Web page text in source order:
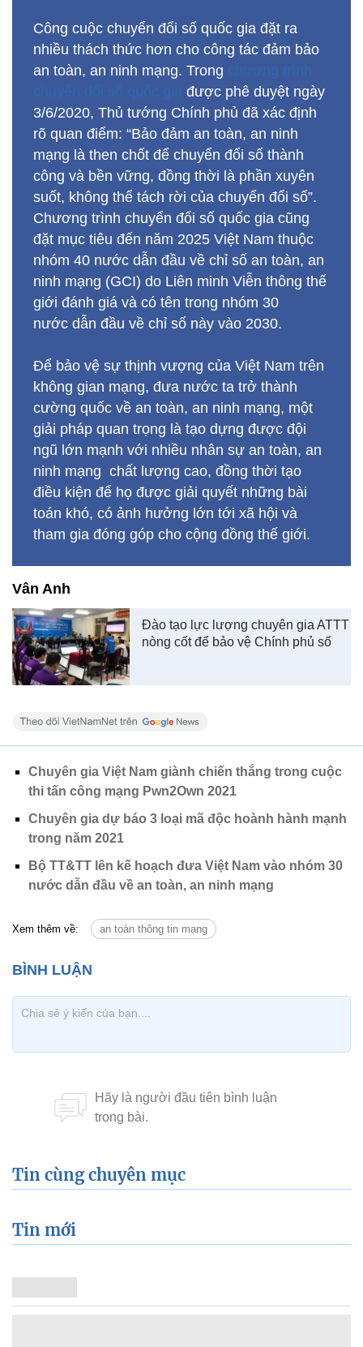
Công cuộc chuyển đổi số quốc gia đặt ra
nhiều thách thức hơn cho công tác đảm bảo
an toàn, an ninh mạng. Trong
được phê duyệt ngày
3/6/2020, Thủ tướng Chính phủ đã xác định
rõ quan điểm: “Bảo đảm an toàn, an ninh
mạng là then chốt để chuyển đổi số thành
công và bền vững, đồng thời là phần xuyên
suốt, không thể tách rời của chuyển đổi số”.
Chương trình chuyển đổi số quốc gia cũng
đặt mục tiêu đến năm 2025 Việt Nam thuộc
nhóm 40 nước dẫn đầu về chỉ số an toàn, an
ninh mạng (GCI) do Liên minh Viễn thông thế
giới đánh giá và có tên trong nhóm 30
nước dẫn đầu về chỉ số này vào 2030.
Để bảo vệ sự thịnh vượng của Việt Nam trên
không gian mạng, đưa nước ta trở thành
cường quốc về an toàn, an ninh mạng, một
giải pháp quan trọng là tạo dựng được đội
ngũ lớn mạnh với nhiều nhân sự an toàn, an
ninh mạng chất lượng cao, đồng thời tạo
điều kiện để họ được giải quyết những bài
toán khó, có ảnh hưởng lớn tới xã hội và
tham gia đóng góp cho cộng đồng thế giới.
Vân Anh
Đào tạo lực lượng chuyên gia ATTT
nòng cốt để bảo vệ Chính phủ số
Chuyên gia Việt Nam giành chiến thắng trong cuộc
thi tấn công mạng Pwn2Own 2021
Chuyên gia dự báo 3 loại mã độc hoành hành mạnh
trong năm 2021
Bộ TT&TT lên kế hoạch đưa Việt Nam vào nhóm 30
nước dẫn đầu về an toàn, an ninh mạng
Xem thêm về: an toàn thông tin mạng
Tin cùng chuyên mục
Tin mới